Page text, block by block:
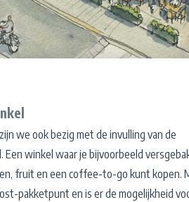
we ook bezig met de invulling van de
Een winkel waar je bijvoorbeeld
fruit en een coffee-to-go kunt kopen.
pakketpunt en is er de mogelijkheid